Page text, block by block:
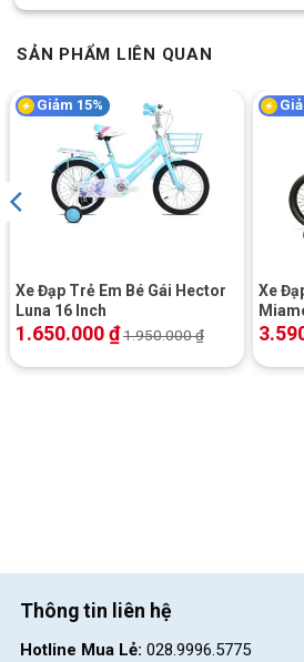
SẢN PHẨM LIÊN QUAN
Giảm 15%
Xe Đạp Trẻ Em Bé Gái Hector
Luna 16 Inch
1.650.000₫1.950.000₫
Xe
Tăm)
Thông tin liên hệ
Hotline Mua Lẻ: 028.9996.5775